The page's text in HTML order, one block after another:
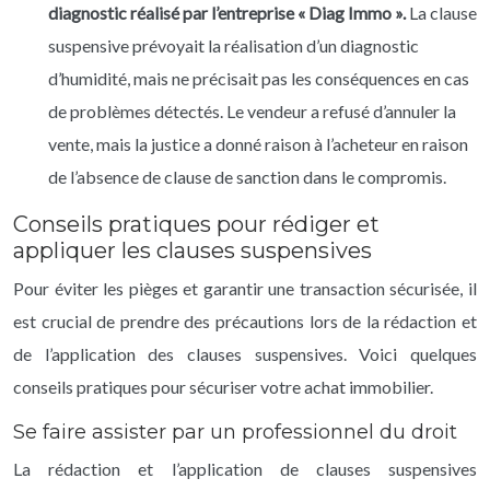
diagnostic réalisé par l’entreprise « Diag Immo ». La clause
suspensive prévoyait la réalisation d’un diagnostic
d’humidité, mais ne précisait pas les conséquences en cas
de problèmes détectés. Le vendeur a refusé d’annuler la
vente, mais la justice a donné raison à l’acheteur en raison
de l’absence de clause de sanction dans le compromis.
Conseils pratiques pour rédiger et
appliquer les clauses suspensives
Pour éviter les pièges et garantir une transaction sécurisée, il
est crucial de prendre des précautions lors de la rédaction et
de l’application des clauses suspensives. Voici quelques
conseils pratiques pour sécuriser votre achat immobilier.
Se faire assister par un professionnel du droit
La rédaction et l’application de clauses suspensives